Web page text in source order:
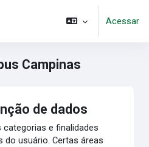
Acessar
Campinas
de dados
e finalidades
do usuário. Certas áreas